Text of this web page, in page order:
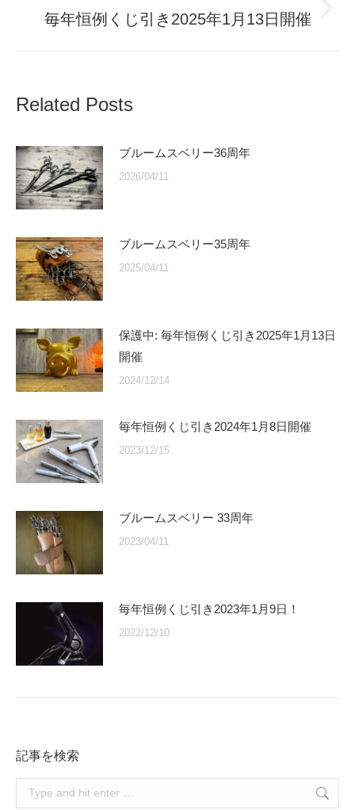
Next
毎年恒例くじ引き2025年1月13日開催
Related Posts
ブルームスベリー36周年
2026/04/11
ブルームスベリー35周年
2025/04/11
保護中: 毎年恒例くじ引き2025年1月13日
開催
2024/12/14
毎年恒例くじ引き2024年1月8日開催
2023/12/15
ブルームスベリー 33周年
2023/04/11
毎年恒例くじ引き2023年1月9日！
2022/12/10
記事を検索
Search: